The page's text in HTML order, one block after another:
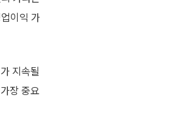
이익 가
지속될
장 중요